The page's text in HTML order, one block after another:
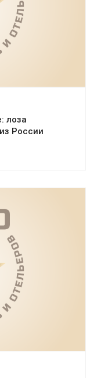
лоза
России